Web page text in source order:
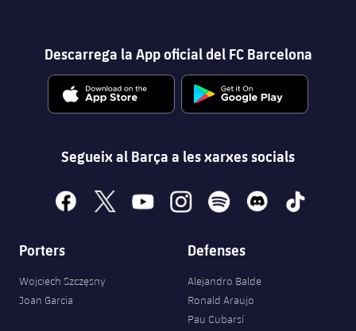
Descarrega la App oficial del FC Barcelona
Segueix al Barça a les xarxes socials
facebook
x youtubeinstagramspotify discord tiktok
Porters
Wojciech Szczęsny
Joan Garcia
Defenses
Alejandro Balde
Ronald Araujo
Pau Cubarsí